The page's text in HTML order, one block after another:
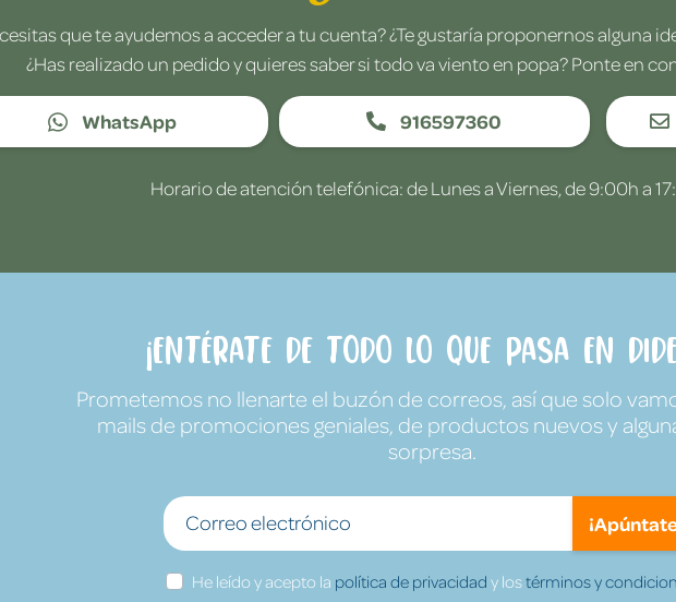
que te ayudemos a acceder a tu cuenta? ¿Te gustaría proponernos alguna
¿Has realizado un pedido y quieres saber si todo va viento en popa? Ponte en
WhatsApp 916597360
Horario de atención telefónica: de Lunes a Viernes, de 9:00h a
¡Entérate de todo lo que pasa en
Prometemos no llenarte el buzón de correos, así que solo
mails de promociones geniales, de productos nuevos y
sorpresa.
He leído y acepto la política de privacidad y lostérminos y